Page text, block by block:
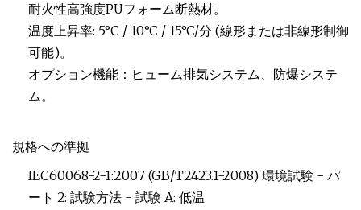
耐火性高強度PUフォーム断熱材。
温度上昇率: 5°C / 10°C / 15°C/分 (線形または非線形制御
可能)。
オプション機能：ヒューム排気システム、防爆システ
ム。
規格への準拠
IEC60068-2-1:2007 (GB/T2423.1-2008) 環境試験 - パ
ート 2: 試験方法 - 試験 A: 低温